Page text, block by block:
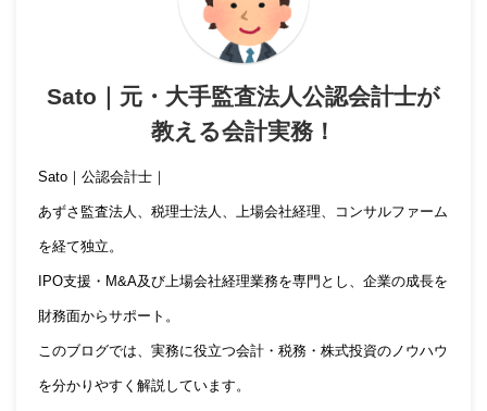
Sato｜元・大手監査法人公認会計士が
教える会計実務！
Sato｜公認会計士｜
あずさ監査法人、税理士法人、上場会社経理、コンサルファーム
を経て独立。
IPO支援・M&A及び上場会社経理業務を専門とし、企業の成長を
財務面からサポート。
このブログでは、実務に役立つ会計・税務・株式投資のノウハウ
を分かりやすく解説しています。